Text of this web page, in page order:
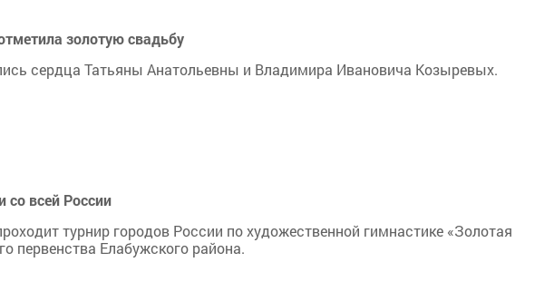
золотую свадьбу
сердца Татьяны Анатольевны и Владимира Ивановича Козыревых.
со всей России
турнир городов России по художественной гимнастике «Золотая
первенства Елабужского района.